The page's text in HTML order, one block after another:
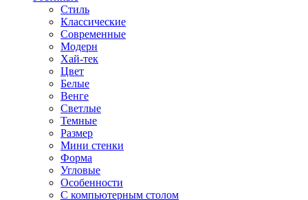
Стиль
Классические
Современные
Модерн
Хай-тек
Цвет
Белые
Венге
Светлые
Темные
Размер
Мини стенки
Форма
Угловые
Особенности
С компьютерным столом